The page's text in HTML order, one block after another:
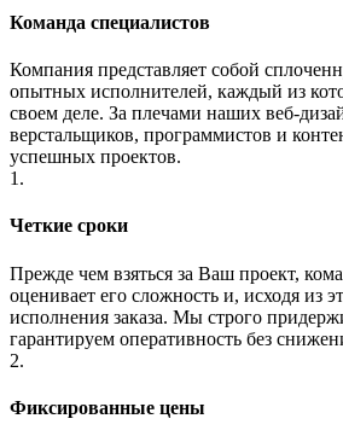
Команда специалистов
Компания представляет собой
опытных исполнителей, каждый из
своем деле. За плечами наших веб-
верстальщиков, программистов и
успешных проектов.
1.
Четкие сроки
Прежде чем взяться за Ваш проект,
оценивает его сложность и, исходя из
исполнения заказа. Мы строго
гарантируем оперативность без
2.
Фиксированные цены